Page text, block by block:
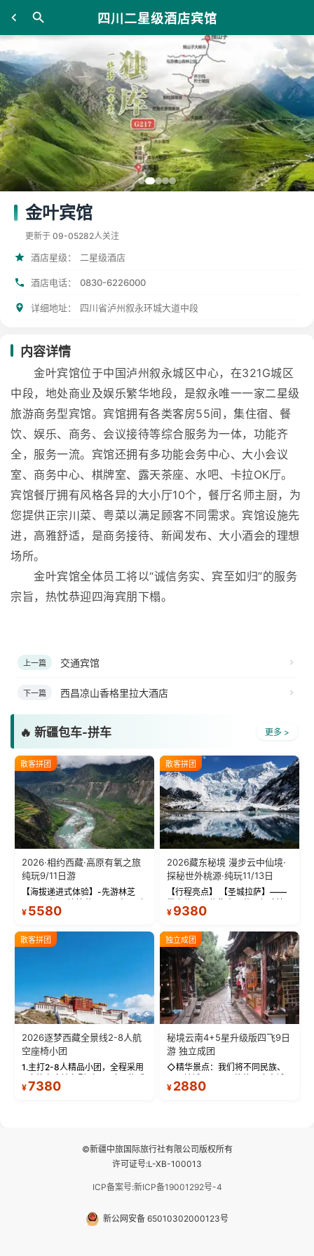
四川二星级酒店宾馆
金叶宾馆
更新于 09-05282人关注
酒店星级： 二星级酒店
酒店电话： 0830-6226000
详细地址： 四川省泸州叙永环城大道中段
内容详情
金叶宾馆位于中国泸州叙永城区中心，在321G城区
中段，地处商业及娱乐繁华地段，是叙永唯一一家二星级
旅游商务型宾馆。宾馆拥有各类客房55间，集住宿、餐
饮、娱乐、商务、会议接待等综合服务为一体，功能齐
全，服务一流。宾馆还拥有多功能会务中心、大小会议
室、商务中心、棋牌室、露天茶座、水吧、卡拉OK厅。
宾馆餐厅拥有风格各异的大小厅10个，餐厅名师主厨，为
您提供正宗川菜、粤菜以满足顾客不同需求。宾馆设施先
进，高雅舒适，是商务接待、新闻发布、大小酒会的理想
场所。
金叶宾馆全体员工将以“诚信务实、宾至如归”的服务
宗旨，热忱恭迎四海宾朋下榻。
上一篇 交通宾馆
下一篇 西昌凉山香格里拉大酒店
🔥 新疆包车-拼车 更多 >
散客拼团
2026·相约西藏·高原有氧之旅
纯玩9/11日游
【海拔递进式体验】-先游林芝
测 99%游客零高反 。 【贴心保
反根本不是事儿 ！ 【无人机航
拍】-雪山/圣湖/...
¥ 5580
散客拼团
2026藏东秘境 漫步云中仙境·
探秘世外桃源·纯玩11/13日
【行程亮点】 【圣城拉萨】——
萨，感受这座城与生俱来的与众
城堡寺院于一体的宏伟建筑，是
西藏最完整的古代...
¥ 9380
散客拼团
2026逐梦西藏全景线2-8人航
空座椅小团
1.主打2-8人精品小团，全程采用
9座航空座椅车型（360度环抱式
座舱），提供VIP级别的舒适出行
¥7380
独立成团
秘境云南4+5星升级版四飞9日
游 独立成团
◇精华景点：我们将不同民族、
不同地域、不同风格的三座古城
—【大理古城、丽江古城、香格
¥ 2880
©新疆中旅国际旅行社有限公司版权所有
许可证号:L-XB-100013
ICP备案号:新ICP备19001292号-4
新公网安备 65010302000123号